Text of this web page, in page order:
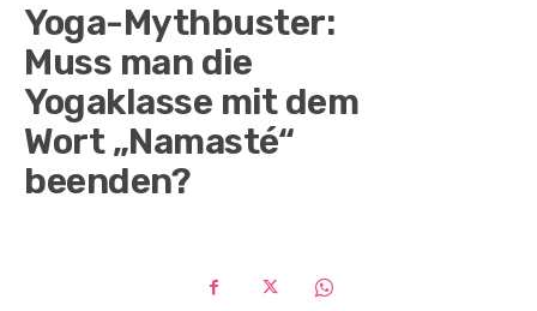
Yoga-Mythbuster:
Muss man die
Yogaklasse mit dem
Wort „Namasté“
beenden?